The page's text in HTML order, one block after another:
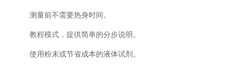
测量前不需要热身时间。
教程模式，提供简单的分步说明。
使用粉末或节省成本的液体试剂。